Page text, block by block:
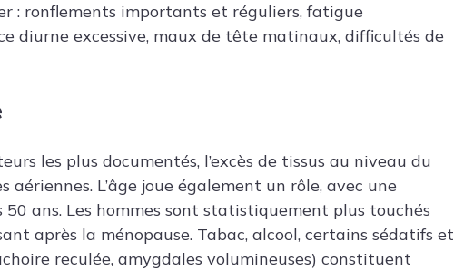
: ronflements importants et réguliers, fatigue
diurne excessive, maux de tête matinaux, difficultés de
les plus documentés, l’excès de tissus au niveau du
aériennes. L’âge joue également un rôle, avec une
ans. Les hommes sont statistiquement plus touchés
après la ménopause. Tabac, alcool, certains sédatifs et
reculée, amygdales volumineuses) constituent